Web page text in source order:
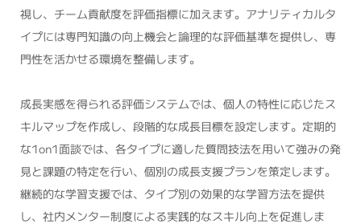
視し、チーム貢献度を評価指標に加えます。アナリティカルタ
イプには専門知識の向上機会と論理的な評価基準を提供し、専
門性を活かせる環境を整備します。
成長実感を得られる評価システムでは、個人の特性に応じたス
キルマップを作成し、段階的な成長目標を設定します。定期的
な1on1面談では、各タイプに適した質問技法を用いて強みの発
見と課題の特定を行い、個別の成長支援プランを策定します。
継続的な学習支援では、タイプ別の効果的な学習方法を提供
し、社内メンター制度による実践的なスキル向上を促進しま